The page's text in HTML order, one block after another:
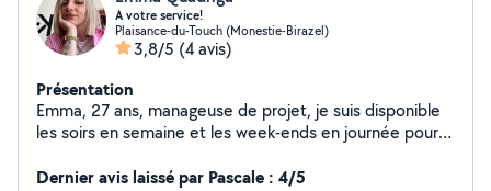
A votre service!
Plaisance-du-Touch (Monestie-Birazel)
3,8/5 (4 avis)
Présentation
Emma, 27 ans, manageuse de projet, je suis disponible
les soirs en semaine et les week-ends en journée pour
d'animaux !
Dernier avis laissé par Pascale : 4/5